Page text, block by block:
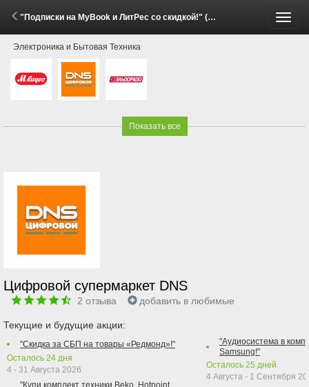
"Подписки на MyBook и ЛитРес со скидкой!" (29 Мая - 15 Июня 2026)
Электроника и Бытовая Техника
Показать все
Цифровой супермаркет DNS
2 отзыва добавить в любимые
Текущие и будущие акции:
"Скидка за СБП на товары «Редмонд»!"
Осталось 24 дня
4 - 31 Августа 2026
"Купи комплект техники Beko, Hotpoint,
"Аудиосистема в
Samsung!"
Осталось 25 дней
4 Августа - 1 Сентября